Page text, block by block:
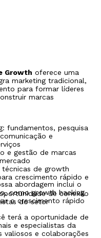
Growth oferece uma
marketing tradicional,
para formar líderes
marcas
fundamentos, pesquisa
e
e gestão de marcas
técnicas de growth
crescimento rápido e
de conexão
do setor
abordagem inclui o
como growth hacking
o crescimento rápido
terá a oportunidade de
e especialistas da
valiosos e colaborações